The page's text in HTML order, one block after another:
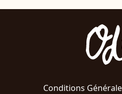
Conditions